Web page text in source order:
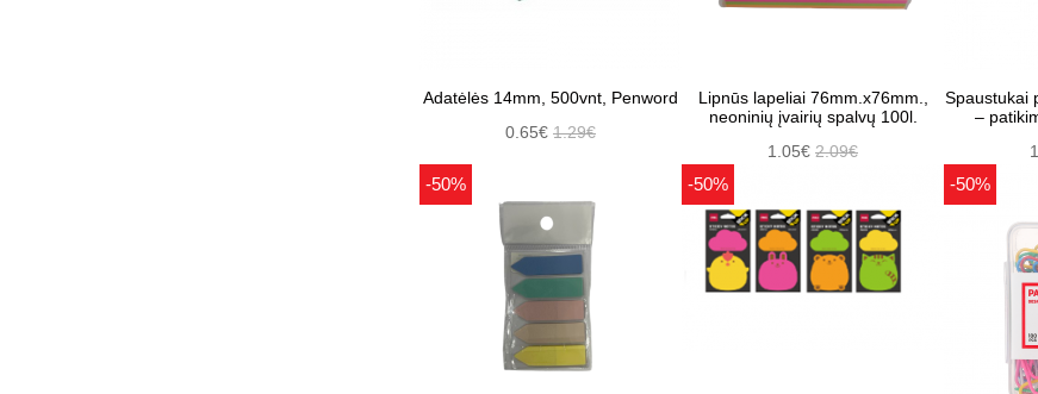
Adatėlės 14mm, 500vnt, Penword
0.65€ 1.29€
Lipnūs lapeliai 76mm.x76mm.,
neoninių įvairių spalvų 100l.
1.05€ 2.09€
Spaustukai
–
-50% -50% -50%